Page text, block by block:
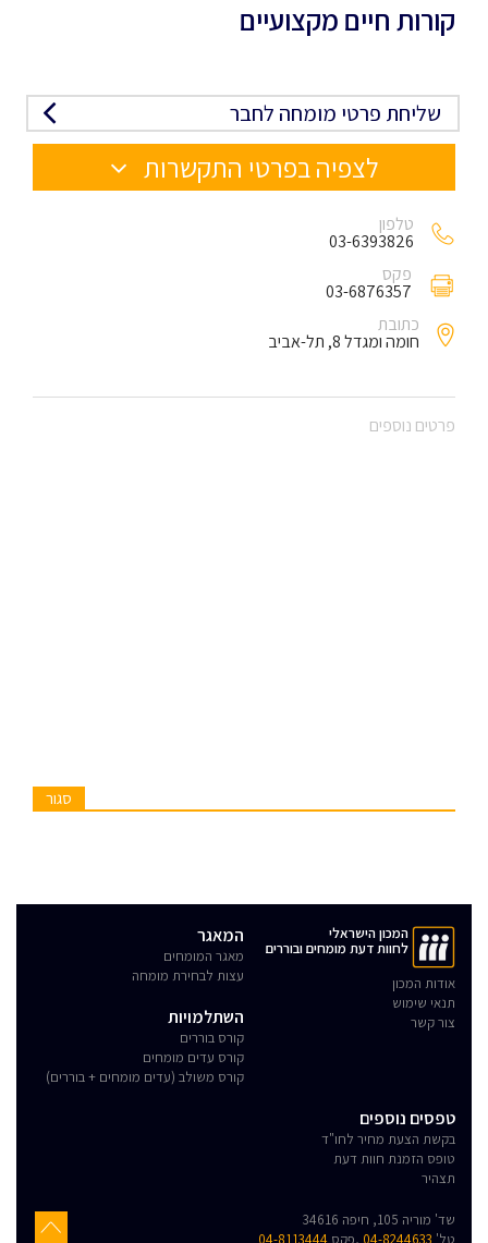
קורות חיים מקצועיים
שליחת פרטי מומחה לחבר
לצפיה בפרטי התקשרות
טלפון
03-6393826
פקס
03-6876357
כתובת
חומה ומגדל 8, תל-אביב
פרטים נוספים
סגור
המכון הישראלי
לחוות דעת מומחים ובוררים
אודות המכון
תנאי שימוש
צור קשר
המאגר
מאגר המומחים
עצות לבחירת מומחה
השתלמויות
קורס בוררים
קורס עדים מומחים
קורס משולב (עדים מומחים + בוררים)
טפסים נוספים
בקשת הצעת מחיר לחו"ד
טופס הזמנת חוות דעת
תצהיר
שד' מוריה 105, חיפה 34616
טל' 04-8244633 ,פקס 04-8113444